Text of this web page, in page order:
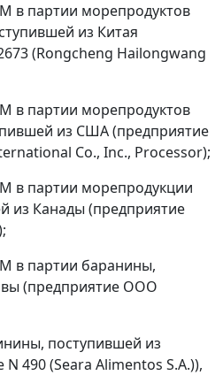
партии морепродуктов
из Китая
(Rongcheng Hailongwang
партии морепродуктов
из США (предприятие
Co., Inc., Processor);
партии морепродукции
из Канады (предприятие
в партии баранины,
(предприятие ООО
поступившей из
490 (Seara Alimentos S.A.)),